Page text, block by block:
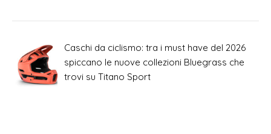
Caschi da ciclismo: tra i must have del 2026
spiccano le nuove collezioni Bluegrass che
trovi su Titano Sport